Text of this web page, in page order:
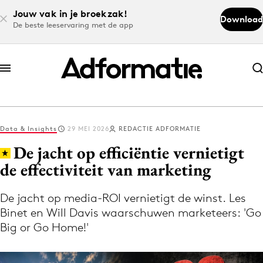
Jouw vak in je broekzak!
De beste leeservaring met de app
Download
Abonneer nu
Abonneer nu
Log in
Volg het laatste nieuws via de Adformatie
Nieuws app
Data & Insights 29 MEI 2026 REDACTIE ADFORMATIE
De jacht op efficiëntie vernietigt
de effectiviteit van marketing
De jacht op media-ROI vernietigt de winst. Les
Binet en Will Davis waarschuwen marketeers: 'Go
Big or Go Home!'